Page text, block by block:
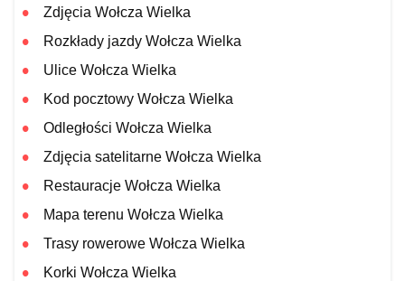
Zdjęcia Wołcza Wielka
Rozkłady jazdy Wołcza Wielka
Ulice Wołcza Wielka
Kod pocztowy Wołcza Wielka
Odległości Wołcza Wielka
Zdjęcia satelitarne Wołcza Wielka
Restauracje Wołcza Wielka
Mapa terenu Wołcza Wielka
Trasy rowerowe Wołcza Wielka
Korki Wołcza Wielka